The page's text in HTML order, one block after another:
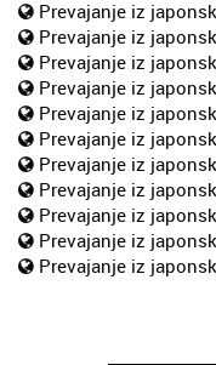
Prevajanje iz
Prevajanje iz
Prevajanje iz
Prevajanje iz
Prevajanje iz
Prevajanje iz
Prevajanje iz
Prevajanje iz
Prevajanje iz
Prevajanje iz
Prevajanje iz